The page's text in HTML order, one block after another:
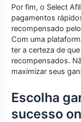
Por fim, o Select
pagamentos
recompensado
Com uma
ter a certeza de
recompensados.
maximizar seus
Escolha
sucesso